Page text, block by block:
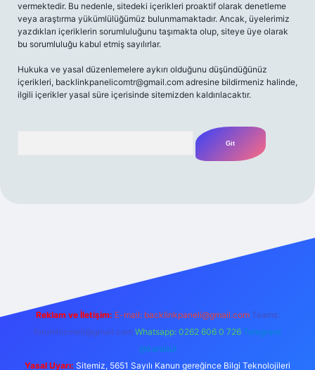
vermektedir. Bu nedenle, sitedeki içerikleri proaktif olarak denetleme
veya araştırma yükümlülüğümüz bulunmamaktadır. Ancak, üyelerimiz
yazdıkları içeriklerin sorumluluğunu taşımakta olup, siteye üye olarak
bu sorumluluğu kabul etmiş sayılırlar.
Hukuka ve yasal düzenlemelere aykırı olduğunu düşündüğünüz
içerikleri, backlinkpanelicomtr@gmail.com adresine bildirmeniz halinde,
ilgili içerikler yasal süre içerisinde sitemizden kaldırılacaktır.
Reklam ve İletişim: E-mail: backlinkpaneli@gmail.com Teams:
forumhizmeti@gmail.com Whatsapp: 0262 606 0 726 Telegram:
@karabul
Yasal Uyarı: Sitemiz, 5651 Sayılı Kanun gereğince Bilgi Teknolojileri